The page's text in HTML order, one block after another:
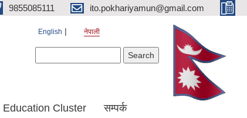
9855085111 ito.pokhariyamun@gmail.com
English नेपाली
Education Cluster सम्पर्क